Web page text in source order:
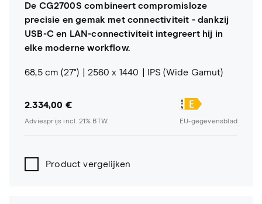
De CG2700S combineert compromisloze
precisie en gemak met connectiviteit - dankzij
USB-C en LAN-connectiviteit integreert hij in
elke moderne workflow.
68,5 cm (27") 2560 x 1440 IPS (Wide Gamut)
2.334,00 €
Adviesprijs incl. 21% BTW. EU-gegevensblad
Product vergelijken